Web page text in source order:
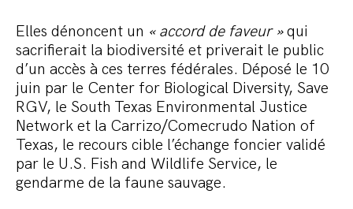
Elles dénoncent un « accord de faveur »qui
sacrifierait la biodiversité et priverait le public
d’un accès à ces terres fédérales. Déposé le 10
juin par le Center for Biological Diversity, Save
RGV, le South Texas Environmental Justice
Network et la Carrizo/Comecrudo Nation of
Texas, le recours cible l’échange foncier validé
par le U.S. Fish and Wildlife Service, le
gendarme de la faune sauvage.